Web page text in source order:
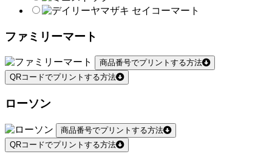
ファミリーマート
商品番号でプリントする方法
QRコードでプリントする方法
ローソン
商品番号でプリントする方法
QRコードでプリントする方法